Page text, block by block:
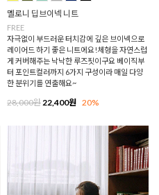
멜로니 딥브이넥 니트
FREE
자극없이 부드러운 터치감에 깊은 브이넥으로
레이어드 하기 좋은 니트에요!체형을 자연스럽
게 커버해주는 낙낙한 루즈핏이구요 베이직부
터 포인트컬러까지 6가지 구성이라 매일 다양
한 분위기를 연출해요~
28,000원22,400원 20%